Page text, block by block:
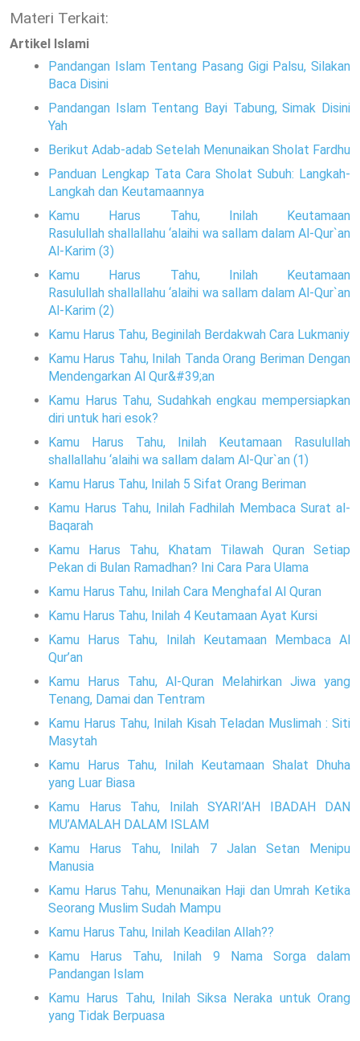
Materi Terkait:
Artikel Islami
Pandangan Islam Tentang Pasang Gigi Palsu, Silakan
Baca Disini
Pandangan Islam Tentang Bayi Tabung, Simak Disini
Yah
Berikut Adab-adab Setelah Menunaikan Sholat Fardhu
Panduan Lengkap Tata Cara Sholat Subuh: Langkah-
Langkah dan Keutamaannya
Kamu Harus Tahu, Inilah Keutamaan
Rasulullah shallallahu ‘alaihi wa sallam dalam Al-Qur`an
Al-Karim (3)
Kamu Harus Tahu, Inilah Keutamaan
Rasulullah shallallahu ‘alaihi wa sallam dalam Al-Qur`an
Al-Karim (2)
Kamu Harus Tahu, Beginilah Berdakwah Cara Lukmaniy
Kamu Harus Tahu, Inilah Tanda Orang Beriman Dengan
Mendengarkan Al Qur&#39;an
Kamu Harus Tahu, Sudahkah engkau mempersiapkan
diri untuk hari esok?
Kamu Harus Tahu, Inilah Keutamaan Rasulullah
shallallahu ‘alaihi wa sallam dalam Al-Qur`an (1)
Kamu Harus Tahu, Inilah 5 Sifat Orang Beriman
Kamu Harus Tahu, Inilah Fadhilah Membaca Surat al-
Baqarah
Kamu Harus Tahu, Khatam Tilawah Quran Setiap
Pekan di Bulan Ramadhan? Ini Cara Para Ulama
Kamu Harus Tahu, Inilah Cara Menghafal Al Quran
Kamu Harus Tahu, Inilah 4 Keutamaan Ayat Kursi
Kamu Harus Tahu, Inilah Keutamaan Membaca Al
Qur’an
Kamu Harus Tahu, Al-Quran Melahirkan Jiwa yang
Tenang, Damai dan Tentram
Kamu Harus Tahu, Inilah Kisah Teladan Muslimah : Siti
Masytah
Kamu Harus Tahu, Inilah Keutamaan Shalat Dhuha
yang Luar Biasa
Kamu Harus Tahu, Inilah SYARI’AH IBADAH DAN
MU’AMALAH DALAM ISLAM
Kamu Harus Tahu, Inilah 7 Jalan Setan Menipu
Manusia
Kamu Harus Tahu, Menunaikan Haji dan Umrah Ketika
Seorang Muslim Sudah Mampu
Kamu Harus Tahu, Inilah Keadilan Allah??
Kamu Harus Tahu, Inilah 9 Nama Sorga dalam
Pandangan Islam
Kamu Harus Tahu, Inilah Siksa Neraka untuk Orang
yang Tidak Berpuasa